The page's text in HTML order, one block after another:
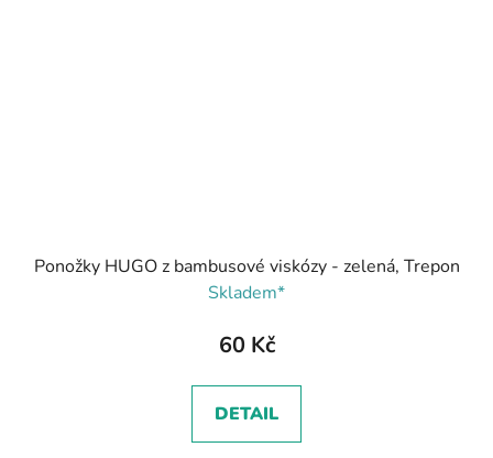
Ponožky HUGO z bambusové viskózy - zelená, Trepon
Skladem*
60 Kč
DETAIL